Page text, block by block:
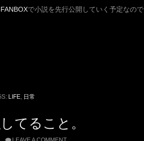
FANBOXで小説を先行公開していく予定なの
LIFE, 日常
てること。